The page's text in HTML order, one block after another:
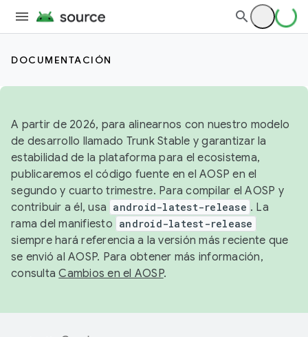
DOCUMENTACIÓN
A partir de 2026, para alinearnos con nuestro modelo
de desarrollo llamado Trunk Stable y garantizar la
estabilidad de la plataforma para el ecosistema,
publicaremos el código fuente en el AOSP en el
segundo y cuarto trimestre. Para compilar el AOSP y
contribuir a él, usa android-latest-release . La
rama del manifiesto android-latest-release
siempre hará referencia a la versión más reciente que
se envió al AOSP. Para obtener más información,
consultaCambios en el AOSP.